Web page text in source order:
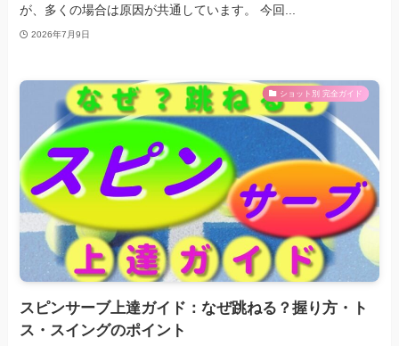
が、多くの場合は原因が共通しています。 今回...
2026年7月9日
ショット別 完全ガイド
スピンサーブ上達ガイド：なぜ跳ねる？握り方・ト
ス・スイングのポイント